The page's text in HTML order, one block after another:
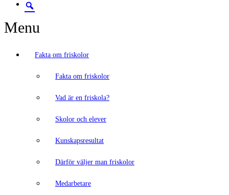
Menu
Fakta om friskolor
Fakta om friskolor
Vad är en friskola?
Skolor och elever
Kunskapsresultat
Därför väljer man friskolor
Medarbetare